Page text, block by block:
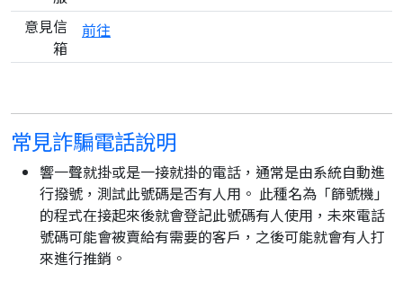
意見信
箱
前往
常見詐騙電話說明
響一聲就掛或是一接就掛的電話，通常是由系統自動進
行撥號，測試此號碼是否有人用。 此種名為「篩號機」
的程式在接起來後就會登記此號碼有人使用，未來電話
號碼可能會被賣給有需要的客戶，之後可能就會有人打
來進行推銷。